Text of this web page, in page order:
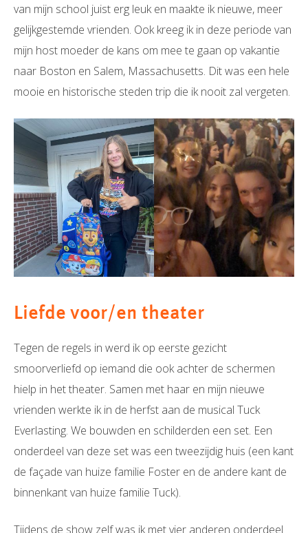
van mijn school juist erg leuk en maakte ik nieuwe, meer
gelijkgestemde vrienden. Ook kreeg ik in deze periode van
mijn host moeder de kans om mee te gaan op vakantie
naar Boston en Salem, Massachusetts. Dit was een hele
mooie en historische steden trip die ik nooit zal vergeten.
Liefde voor/en theater
Tegen de regels in werd ik op eerste gezicht
smoorverliefd op iemand die ook achter de schermen
hielp in het theater. Samen met haar en mijn nieuwe
vrienden werkte ik in de herfst aan de musical Tuck
Everlasting. We bouwden en schilderden een set. Een
onderdeel van deze set was een tweezijdig huis (een kant
de façade van huize familie Foster en de andere kant de
binnenkant van huize familie Tuck).
Tijdens de show zelf was ik met vier anderen onderdeel